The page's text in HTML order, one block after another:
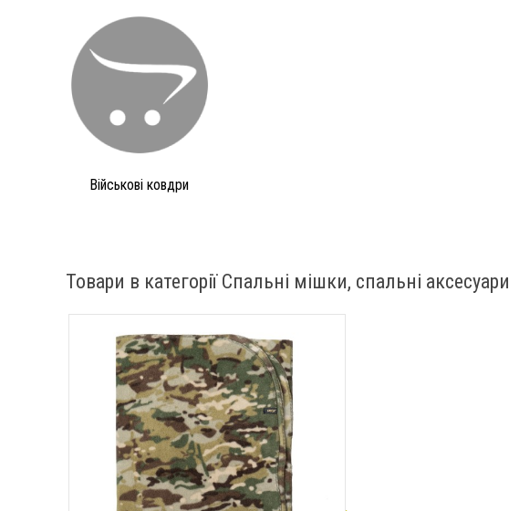
Військові ковдри
Товари в категорії Спальні мішки, спальні аксесуари